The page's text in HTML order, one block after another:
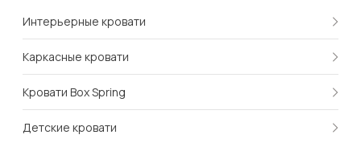
Интерьерные кровати
Каркасные кровати
Кровати Box Spring
Детские кровати